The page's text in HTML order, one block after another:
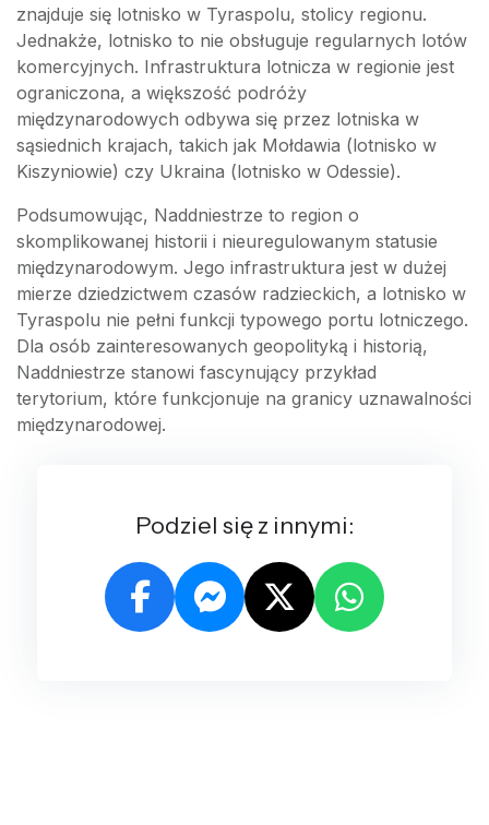
znajduje się lotnisko w Tyraspolu, stolicy regionu.
Jednakże, lotnisko to nie obsługuje regularnych lotów
komercyjnych. Infrastruktura lotnicza w regionie jest
ograniczona, a większość podróży
międzynarodowych odbywa się przez lotniska w
sąsiednich krajach, takich jak Mołdawia (lotnisko w
Kiszyniowie) czy Ukraina (lotnisko w Odessie).
Podsumowując, Naddniestrze to region o
skomplikowanej historii i nieuregulowanym statusie
międzynarodowym. Jego infrastruktura jest w dużej
mierze dziedzictwem czasów radzieckich, a lotnisko w
Tyraspolu nie pełni funkcji typowego portu lotniczego.
Dla osób zainteresowanych geopolityką i historią,
Naddniestrze stanowi fascynujący przykład
terytorium, które funkcjonuje na granicy uznawalności
międzynarodowej.
Podziel się z innymi: